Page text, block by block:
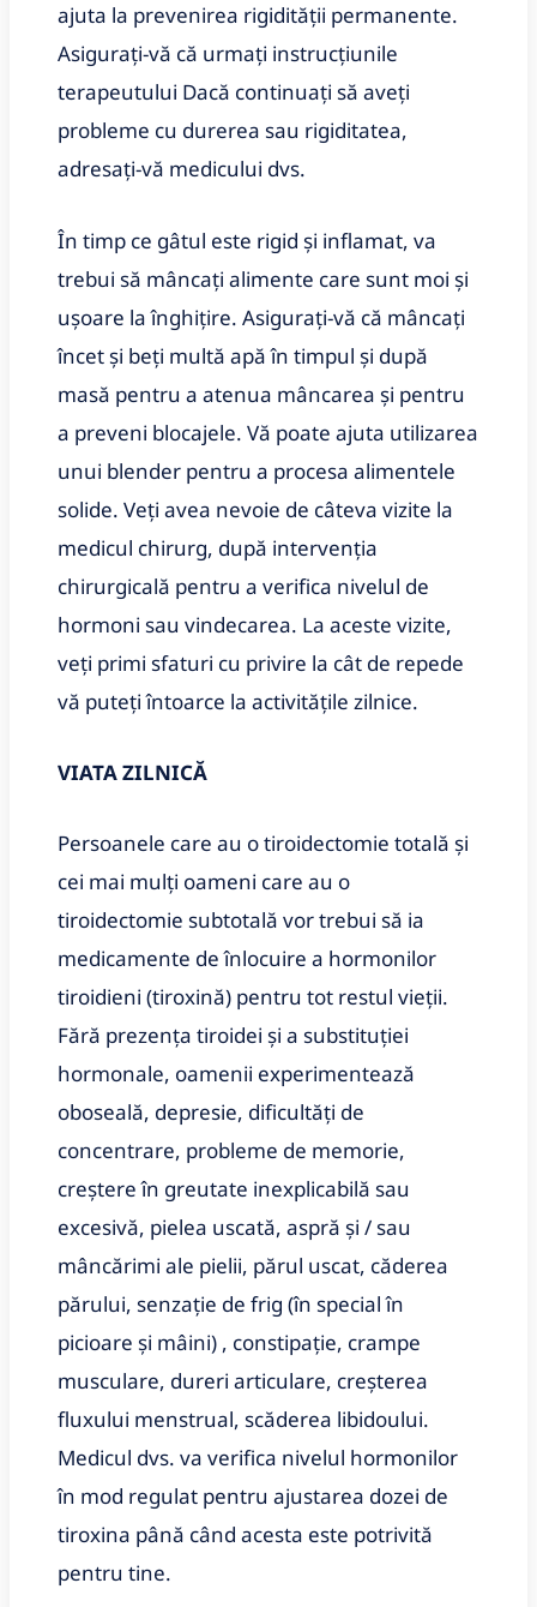
ajuta la prevenirea rigidității permanente.
Asigurați-vă că urmați instrucțiunile
terapeutului Dacă continuați să aveți
probleme cu durerea sau rigiditatea,
adresați-vă medicului dvs.
În timp ce gâtul este rigid și inflamat, va
trebui să mâncați alimente care sunt moi și
ușoare la înghițire. Asigurați-vă că mâncați
încet și beți multă apă în timpul și după
masă pentru a atenua mâncarea și pentru
a preveni blocajele. Vă poate ajuta utilizarea
unui blender pentru a procesa alimentele
solide. Veți avea nevoie de câteva vizite la
medicul chirurg, după intervenția
chirurgicală pentru a verifica nivelul de
hormoni sau vindecarea. La aceste vizite,
veți primi sfaturi cu privire la cât de repede
vă puteți întoarce la activitățile zilnice.
VIATA ZILNICĂ
Persoanele care au o tiroidectomie totală și
cei mai mulți oameni care au o
tiroidectomie subtotală vor trebui să ia
medicamente de înlocuire a hormonilor
tiroidieni (tiroxină) pentru tot restul vieții.
Fără prezența tiroidei și a substituției
hormonale, oamenii experimentează
oboseală, depresie, dificultăți de
concentrare, probleme de memorie,
creștere în greutate inexplicabilă sau
excesivă, pielea uscată, aspră și / sau
mâncărimi ale pielii, părul uscat, căderea
părului, senzație de frig (în special în
picioare și mâini) , constipație, crampe
musculare, dureri articulare, creșterea
fluxului menstrual, scăderea libidoului.
Medicul dvs. va verifica nivelul hormonilor
în mod regulat pentru ajustarea dozei de
tiroxina până când acesta este potrivită
pentru tine.